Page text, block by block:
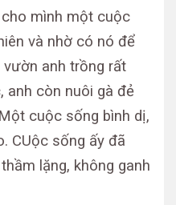
cho mình một cuộc
và nhờ có nó để
vườn anh trồng rất
anh còn nuôi gà đẻ
cuộc sống bình dị,
CUộc sống ấy đã
lặng, không ganh